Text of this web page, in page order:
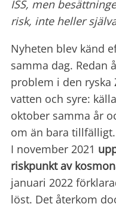
ISS, men
risk, inte heller
Nyheten blev känd
samma dag. Redan
problem i den ryska
vatten och syre:
oktober samma år
om än bara tillfälligt.
I november 2021
riskpunkt av
januari 2022
löst. Det återkom